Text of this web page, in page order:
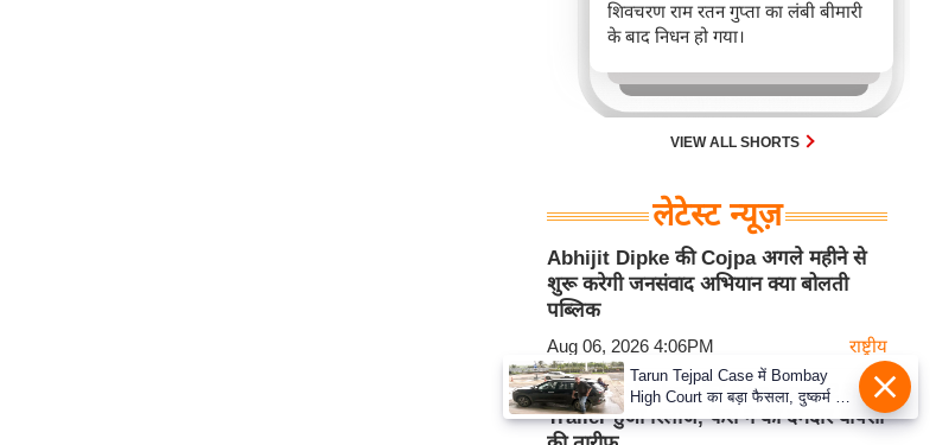
शिवचरण राम रतन गुप्ता का लंबी बीमारी
के बाद निधन हो गया।
VIEW ALL SHORTS
लेटेस्ट न्यूज़
Abhijit Dipke की Cojpa अगले महीने से
शुरू करेगी जनसंवाद अभियान क्या बोलती
पब्लिक
Aug 06, 2026 4:06PM राष्ट्रीय
Emraan Hashmi की Awarapan 2 का
Trailer हुआ रिलीज, फैंस ने की दमदार वापसी
Tarun Tejpal Case में Bombay
High Court का बड़ा फैसला, दुष्कर्म के
दोषी पूर्व संपादक को 10 साल की सख्त